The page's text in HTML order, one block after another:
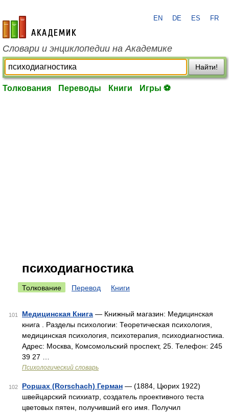
academic.ru
EN DE ES FR
Словари и энциклопедии на Академике
Найти!
Толкования Переводы Книги Игры ⚽
психодиагностика
Толкование Перевод Книги
101 Медицинская Книга — Книжный магазин: Медицинская
книга . Разделы психологии: Теоретическая психология,
медицинская психология, психотерапия, психодиагностика.
Адрес: Москва, Комсомольский проспект, 25. Телефон: 245
39 27 …
Психологический словарь
102 Роршах (Rorschach) Герман — (1884, Цюрих 1922)
швейцарский психиатр, создатель проективного теста
цветовых пятен, получивший его имя. Получил